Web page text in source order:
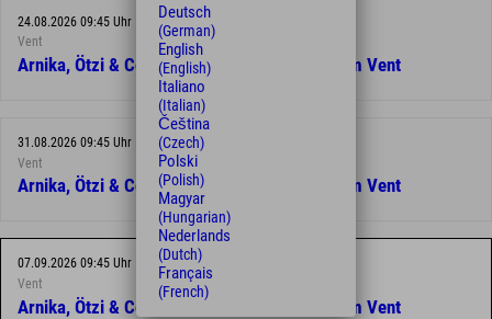
24.08.2026 09:45 Uhr
Vent
Arnika, Ötzi & Co – entdeckt die Natur rund um Vent
31.08.2026 09:45 Uhr
Vent
Arnika, Ötzi & Co – entdeckt die Natur rund um Vent
07.09.2026 09:45 Uhr
Vent
Arnika, Ötzi & Co – entdeckt die Natur rund um Vent
Deutsch
(German)
English
(English)
Italiano
(Italian)
Čeština
(Czech)
Polski
(Polish)
Magyar
(Hungarian)
Nederlands
(Dutch)
Français
(French)